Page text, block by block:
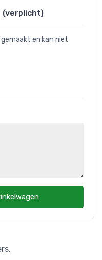
(verplicht)
en kan niet